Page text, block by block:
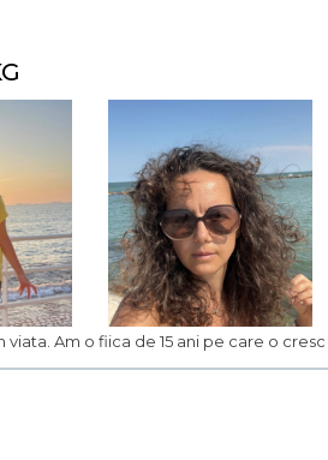
Am o fiica de 15 ani pe care o cresc